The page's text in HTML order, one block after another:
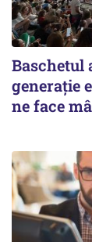
Baschetul
generație
ne face